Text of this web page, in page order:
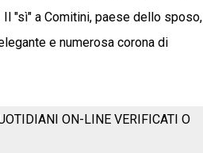
"sì" a Comitini, paese dello sposo,
e numerosa corona di
ON-LINE VERIFICATI O